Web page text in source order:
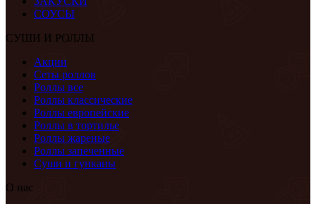
СОУСЫ
СУШИ И РОЛЛЫ
Акции
Сеты роллов
Роллы все
Роллы классические
Роллы европейские
Роллы в тортилье
Роллы жареные
Роллы запеченные
Суши и гунканы
О нас